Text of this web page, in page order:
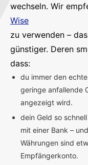
wechseln. Wir
Wise
zu verwenden –
günstiger. Deren
dass:
du immer den
geringe anfallende
angezeigt wird.
dein Geld so
mit einer Bank –
Währungen sind
Empfängerkonto.